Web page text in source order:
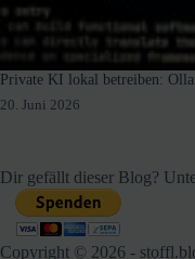
Private KI lokal betreiben:
20. Juni 2026
Dir gefällt dieser Blog?
Copyright © 2026 -